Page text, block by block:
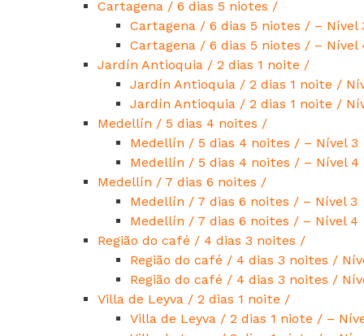
Cartagena / 6 dias 5 niotes /
Cartagena / 6 dias 5 niotes / – Nível
Cartagena / 6 dias 5 niotes / – Nível
Jardín Antioquia / 2 dias 1 noite /
Jardín Antioquia / 2 dias 1 noite /
Jardín Antioquia / 2 dias 1 noite /
Medellín / 5 dias 4 noites /
Medellín / 5 dias 4 noites / – Nível 3
Medellín / 5 dias 4 noites / – Nível 4
Medellín / 7 dias 6 noites /
Medellín / 7 dias 6 noites / – Nível 3
Medellín / 7 dias 6 noites / – Nível 4
Região do café / 4 dias 3 noites /
Região do café / 4 dias 3 noites /
Região do café / 4 dias 3 noites /
Villa de Leyva / 2 dias 1 noite /
Villa de Leyva / 2 dias 1 niote / –